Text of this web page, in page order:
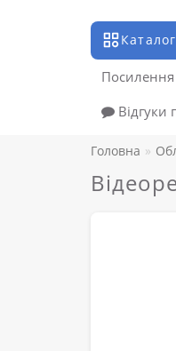
Посилення
Відгуки
Головна